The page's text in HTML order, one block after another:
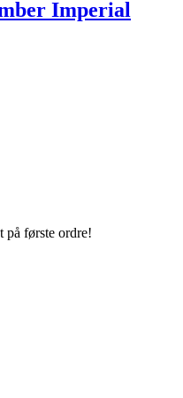
Imperial
på første ordre!